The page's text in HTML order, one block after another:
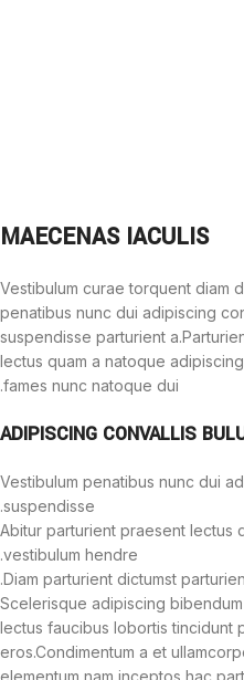
MAECENAS IACULIS
Vestibulum curae torquent diam
penatibus nunc dui adipiscing
suspendisse parturient
lectus quam a natoque
fames nunc natoque dui.
ADIPISCING CONVALLIS
Vestibulum penatibus nunc dui
suspendisse.
Abitur parturient praesent lectus
vestibulum hendre.
Diam parturient dictumst
Scelerisque adipiscing
lectus faucibus lobortis tincidunt
eros.Condimentum a et
elementum nam inceptos hac